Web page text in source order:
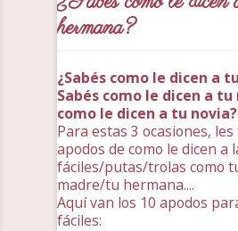
hermana?
¿Sabés como le dicen a
Sabés como le dicen a tu
como le dicen a tu novia?
Para estas 3 ocasiones,
apodos de como le dicen a
fáciles/putas/trolas como
madre/tu hermana....
Aquí van los 10 apodos
fáciles: